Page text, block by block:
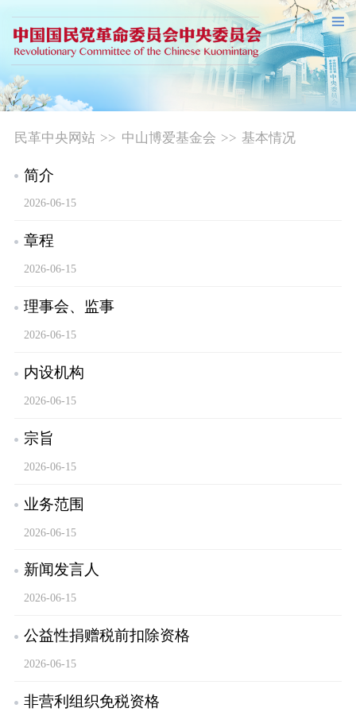
民革中央网站 >> 中山博爱基金会 >> 基本情况
简介
2026-06-15
章程
2026-06-15
理事会、监事
2026-06-15
内设机构
2026-06-15
宗旨
2026-06-15
业务范围
2026-06-15
新闻发言人
2026-06-15
公益性捐赠税前扣除资格
2026-06-15
非营利组织免税资格